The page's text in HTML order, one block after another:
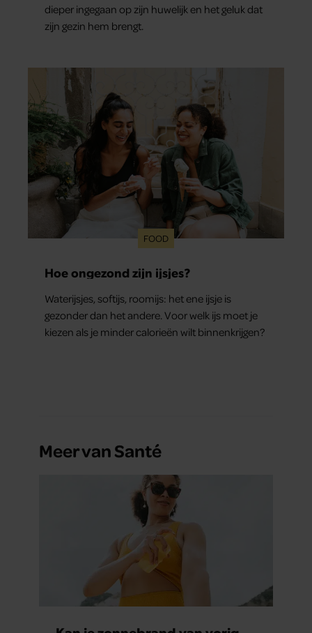
dieper ingegaan op zijn huwelijk en het geluk dat
zijn gezin hem brengt.
FOOD
Hoe ongezond zijn ijsjes?
Waterijsjes, softijs, roomijs: het ene ijsje is
gezonder dan het andere. Voor welk ijs moet je
kiezen als je minder calorieën wilt binnenkrijgen?
Meer van Santé